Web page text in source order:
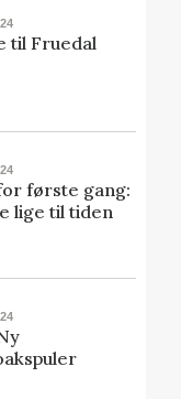
til Fruedal
første gang:
lige til tiden